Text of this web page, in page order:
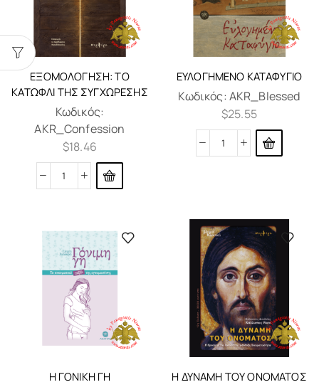
ΕΞΟΜΟΛΌΓΗΣΗ: ΤΟ
ΚΑΤΏΦΛΙ ΤΗΣ ΣΥΓΧΏΡΕΣΗΣ
Κωδικός:
AKR_Confession
$18.46
ΕΥΛΟΓΗΜΈΝΟ ΚΑΤΑΦΎΓΙΟ
Κωδικός: AKR_Blessed
$25.55
Η ΓΟΝΙΚΉ ΓΗ Η ΔΎΝΑΜΗ ΤΟΥ ΟΝΌΜΑΤΟΣ